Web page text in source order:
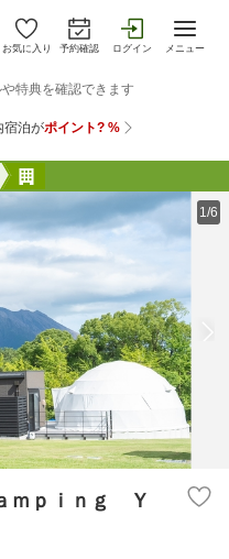
お気に入り 予約確認 ログイン メニュー
1/6
ｍｐｉｎｇ Ｙ